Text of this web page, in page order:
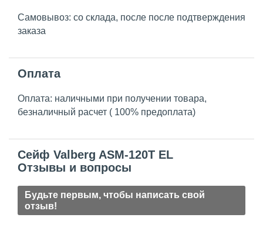
Самовывоз: со склада, после после подтверждения
заказа
Оплата
Оплата: наличными при получении товара,
безналичный расчет ( 100% предоплата)
Сейф Valberg ASM-120T EL
Отзывы и вопросы
Будьте первым, чтобы написать свой
отзыв!